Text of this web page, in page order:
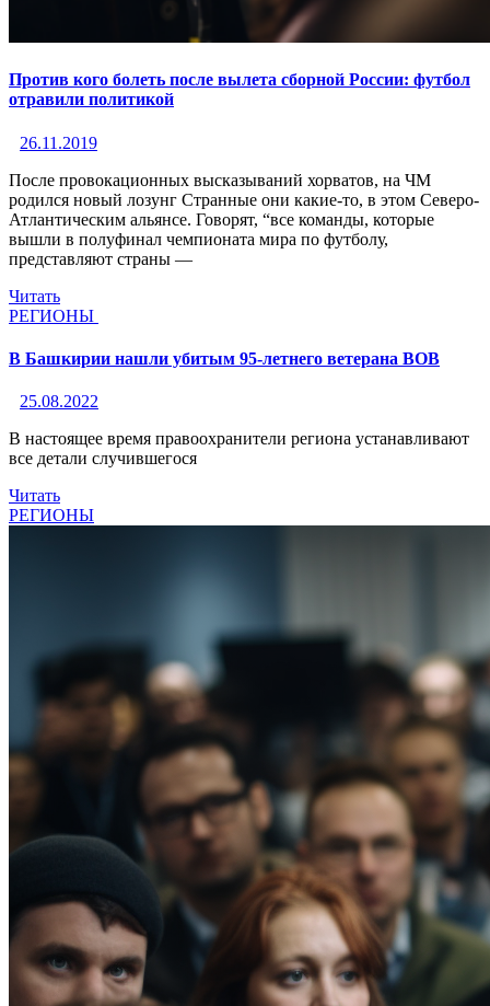
Против кого болеть после вылета сборной России: футбол
отравили политикой
26.11.2019
После провокационных высказываний хорватов, на ЧМ
родился новый лозунг Странные они какие-то, в этом Северо-
Атлантическим альянсе. Говорят, “все команды, которые
вышли в полуфинал чемпионата мира по футболу,
представляют страны —
Читать
РЕГИОНЫ
В Башкирии нашли убитым 95-летнего ветерана ВОВ
25.08.2022
В настоящее время правоохранители региона устанавливают
все детали случившегося
Читать
РЕГИОНЫ